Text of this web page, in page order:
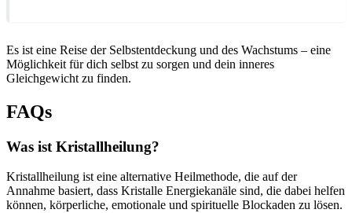
Es ist eine Reise der Selbstentdeckung und des Wachstums – eine
Möglichkeit für dich selbst zu sorgen und dein inneres
Gleichgewicht zu finden.
FAQs
Was ist Kristallheilung?
Kristallheilung ist eine alternative Heilmethode, die auf der
Annahme basiert, dass Kristalle Energiekanäle sind, die dabei helfen
können, körperliche, emotionale und spirituelle Blockaden zu lösen.